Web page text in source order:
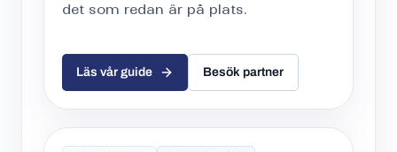
det som redan är på plats.
Läs vår guide Besök partner